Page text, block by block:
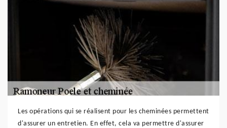
Les opérations qui se réalisent pour les cheminées permettent
d'assurer un entretien. En effet, cela va permettre d'assurer